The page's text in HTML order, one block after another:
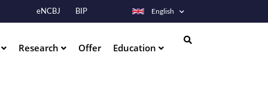
eNCBJ BIP English
Research Offer Education